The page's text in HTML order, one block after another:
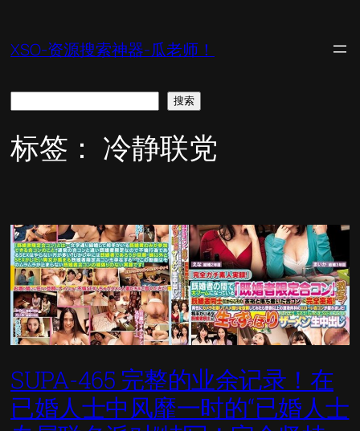
内
XSO-资源搜索神器-瓜老师！
搜索
标签： 冷静联党
SUPA-465 完整的业余记录！在
已婚人士中风靡一时的“已婚人士